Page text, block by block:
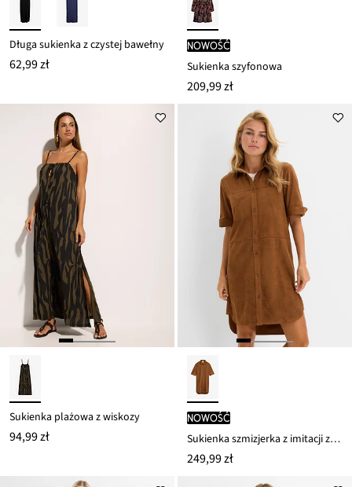
Długa sukienka z czystej bawełny
62,99 zł
nowość
Sukienka szyfonowa
209,99 zł
Sukienka plażowa z wiskozy
94,99 zł
nowość
Sukienka szmizjerka z imitacji zamszu
249,99 zł